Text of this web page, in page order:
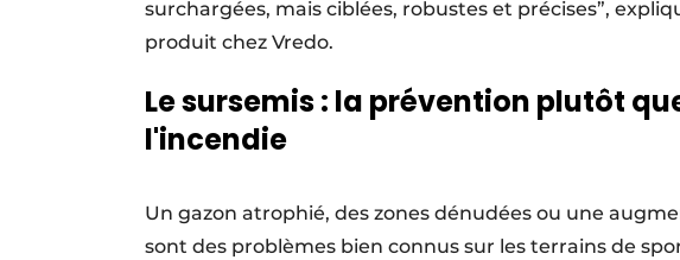
surchargées, mais ciblées, robustes et précises”,
produit chez Vredo.
Le sursemis : la prévention plutôt
l'incendie
Un gazon atrophié, des zones dénudées ou une
sont des problèmes bien connus sur les terrains de